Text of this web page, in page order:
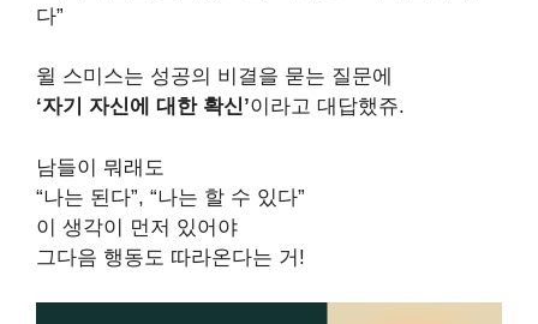
다”
윌 스미스는 성공의 비결을 묻는 질문에
‘자기 자신에 대한 확신’이라고 대답했쥬.
남들이 뭐래도
“나는 된다”, “나는 할 수 있다”
이 생각이 먼저 있어야
그다음 행동도 따라온다는 거!